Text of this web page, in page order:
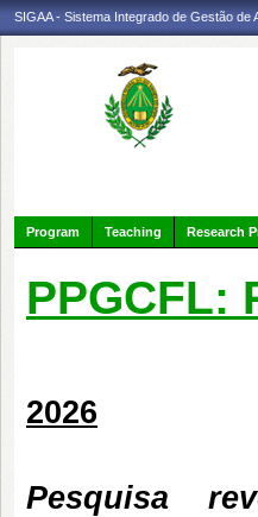
SIGAA - Sistema Integrado de Gestão de
Program Teaching Research
PPGCFL:
2026
Pesquisa